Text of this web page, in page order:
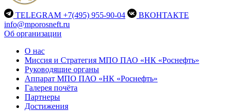
TELEGRAM +7(495) 955-90-04
ВКОНТАКТЕ
info@mporosneft.ru
Об организации
О нас
Миссия и Стратегия МПО ПАО «НК «Роснефть»
Руководящие органы
Аппарат МПО ПАО «НК «Роснефть»
Галерея почёта
Партнеры
Достижения